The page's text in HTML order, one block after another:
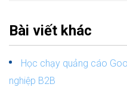
Bài viết khác
Học chạy quảng cáo
nghiệp B2B